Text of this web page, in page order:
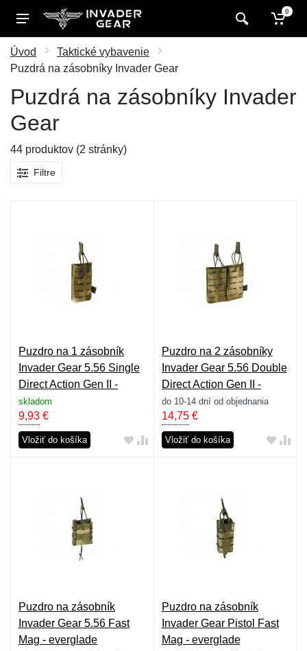
0
Úvod
Taktické vybavenie
Puzdrá na zásobníky Invader Gear
Puzdrá na zásobníky Invader
Gear
44 produktov (2 stránky)
Filtre
Puzdro na 1 zásobník
Invader Gear 5.56 Single
Direct Action Gen II -
everglade
skladom
9,93 €
Vložiť do košíka
Puzdro na 2 zásobníky
Invader Gear 5.56 Double
Direct Action Gen II -
everglade
do 10-14 dní od objednania
14,75€
Vložiť do košíka
Puzdro na zásobník
Invader Gear 5.56 Fast
Mag - everglade
Puzdro na zásobník
Invader Gear Pistol Fast
Mag - everglade